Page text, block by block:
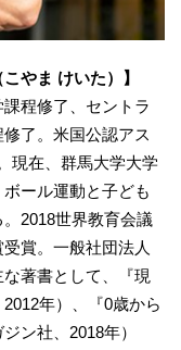
やま けいた）】
程修了、セントラ
了。米国公認アス
現在、群馬大学大学
ール運動と子ども
2018世界教育会議
賞。一般社団法人
著書として、『現
年）、『0歳から
ン社、2018年）